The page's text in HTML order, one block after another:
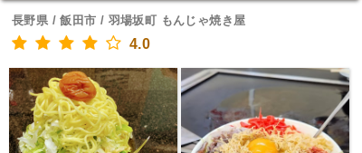
長野県 / 飯田市 / 羽場坂町 もんじゃ焼き屋
4.0